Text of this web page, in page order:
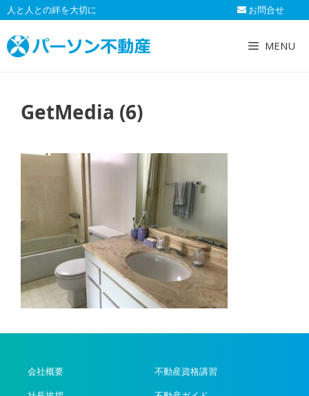
コ
ン
テ
ン
人と人との絆を大切に お問合せ
MENU
GetMedia (6)
会社概要
不動産資格講習